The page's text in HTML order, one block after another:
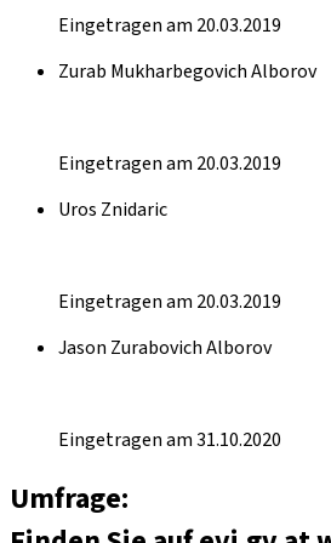
Eingetragen am 20.03.2019
Zurab Mukharbegovich Alborov
Eingetragen am 20.03.2019
Uros Znidaric
Eingetragen am 20.03.2019
Jason Zurabovich Alborov
Eingetragen am 31.10.2020
Umfrage: